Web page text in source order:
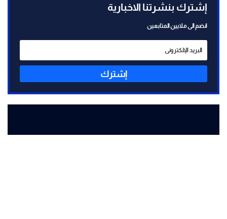
إشترك بنشرتنا الاخبارية
انضم الى ملايين المتابعين
إشترك